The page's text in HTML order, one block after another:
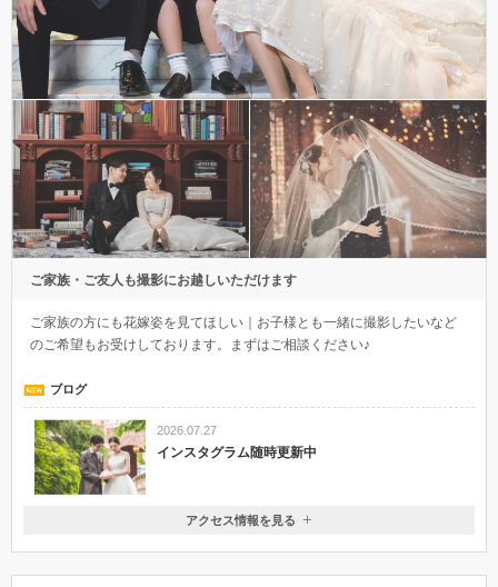
ご家族・ご友人も撮影にお越しいただけます
ご家族の方にも花嫁姿を見てほしい｜お子様とも一緒に撮影したいなど
のご希望もお受けしております。まずはご相談ください♪
ブログ
2026.07.27
インスタグラム随時更新中
群馬県高崎市上大類町918
アクセス情報を見る